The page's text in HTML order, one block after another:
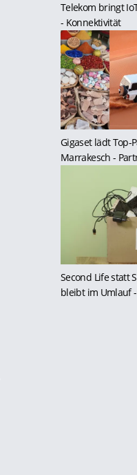
Telekom bringt
- Konnektivität
Gigaset lädt Top-
Marrakesch -
Second Life statt
bleibt im Umlauf